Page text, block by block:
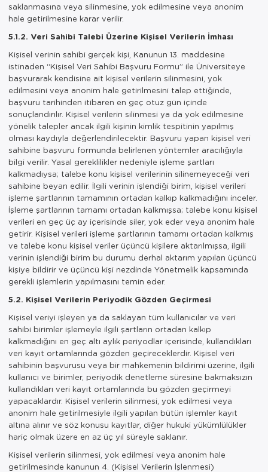
saklanmasına veya silinmesine, yok edilmesine veya anonim
hale getirilmesine karar verilir.
5.1.2. Veri Sahibi Talebi Üzerine Kişisel Verilerin İmhası
Kişisel verinin sahibi gerçek kişi, Kanunun 13. maddesine
istinaden “Kişisel Veri Sahibi Başvuru Formu” ile Üniversiteye
başvurarak kendisine ait kişisel verilerin silinmesini, yok
edilmesini veya anonim hale getirilmesini talep ettiğinde,
başvuru tarihinden itibaren en geç otuz gün içinde
sonuçlandırılır. Kişisel verilerin silinmesi ya da yok edilmesine
yönelik talepler ancak ilgili kişinin kimlik tespitinin yapılmış
olması kaydıyla değerlendirilecektir. Başvuru yapan kişisel veri
sahibine başvuru formunda belirlenen yöntemler aracılığıyla
bilgi verilir. Yasal gereklilikler nedeniyle işleme şartları
kalkmadıysa; talebe konu kişisel verilerinin silinemeyeceği veri
sahibine beyan edilir. İlgili verinin işlendiği birim, kişisel verileri
işleme şartlarının tamamının ortadan kalkıp kalkmadığını inceler.
İşleme şartlarının tamamı ortadan kalkmışsa; talebe konu kişisel
verileri en geç üç ay içerisinde siler, yok eder veya anonim hale
getirir. Kişisel verileri işleme şartlarının tamamı ortadan kalkmış
ve talebe konu kişisel veriler üçüncü kişilere aktarılmışsa, ilgili
verinin işlendiği birim bu durumu derhal aktarım yapılan üçüncü
kişiye bildirir ve üçüncü kişi nezdinde Yönetmelik kapsamında
gerekli işlemlerin yapılmasını temin eder.
5.2. Kişisel Verilerin Periyodik Gözden Geçirmesi
Kişisel veriyi işleyen ya da saklayan tüm kullanıcılar ve veri
sahibi birimler işlemeyle ilgili şartların ortadan kalkıp
kalkmadığını en geç altı aylık periyodlar içerisinde, kullandıkları
veri kayıt ortamlarında gözden geçireceklerdir. Kişisel veri
sahibinin başvurusu veya bir mahkemenin bildirimi üzerine, ilgili
kullanıcı ve birimler, periyodik denetleme süresine bakmaksızın
kullandıkları veri kayıt ortamlarında bu gözden geçirmeyi
yapacaklardır. Kişisel verilerin silinmesi, yok edilmesi veya
anonim hale getirilmesiyle ilgili yapılan bütün işlemler kayıt
altına alınır ve söz konusu kayıtlar, diğer hukuki yükümlülükler
hariç olmak üzere en az üç yıl süreyle saklanır.
Kişisel verilerin silinmesi, yok edilmesi veya anonim hale
getirilmesinde kanunun 4. (Kişisel Verilerin İşlenmesi)